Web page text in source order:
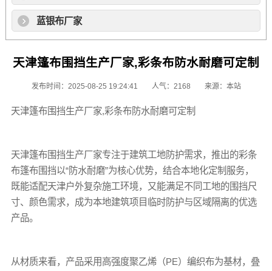
蓝银布厂家
天津篷布围挡生产厂家,彩条布防水耐磨可定制
发布时间：2025-08-25 19:24:41 人气：2168 来源：本站
天津篷布围挡生产厂家,彩条布防水耐磨可定制
天津篷布围挡生产厂家专注于建筑工地防护需求，推出的彩条
布篷布围挡以“防水耐磨”为核心优势，结合本地化定制服务，
既能适配天津户外复杂施工环境，又能满足不同工地的围挡尺
寸、颜色需求，成为本地建筑项目临时防护与区域隔离的优选
产品。
从材质来看，产品采用高强度聚乙烯（PE）编织布为基材，叠